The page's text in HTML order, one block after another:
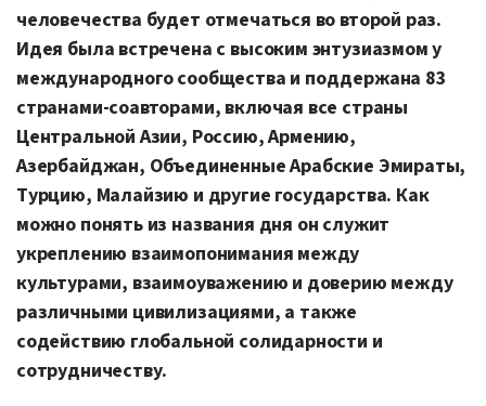
человечества будет отмечаться во второй раз.
Идея была встречена с высоким энтузиазмом у
международного сообщества и поддержана 83
странами-соавторами, включая все страны
Центральной Азии, Россию, Армению,
Азербайджан, Объединенные Арабские Эмираты,
Турцию, Малайзию и другие государства. Как
можно понять из названия дня он служит
укреплению взаимопонимания между
культурами, взаимоуважению и доверию между
различными цивилизациями, а также
содействию глобальной солидарности и
сотрудничеству.